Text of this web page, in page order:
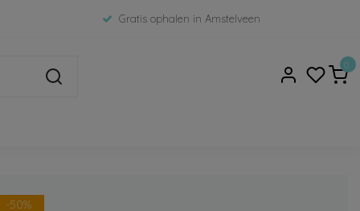
Gratis ophalen in Amstelveen
0
-50%